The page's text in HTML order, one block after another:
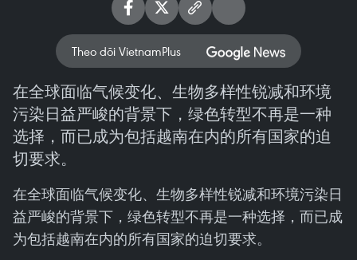
Theo dõi VietnamPlus
在全球面临气候变化、生物多样性锐减和环境
污染日益严峻的背景下，绿色转型不再是一种
选择，而已成为包括越南在内的所有国家的迫
切要求。
在全球面临气候变化、生物多样性锐减和环境污染日
益严峻的背景下，绿色转型不再是一种选择，而已成
为包括越南在内的所有国家的迫切要求。